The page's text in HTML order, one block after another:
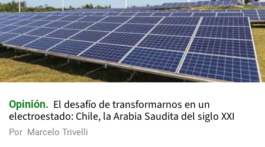
Opinión
El desafío de transformarnos en un
electroestado: Chile, la Arabia Saudita del siglo XXI
Por Marcelo Trivelli